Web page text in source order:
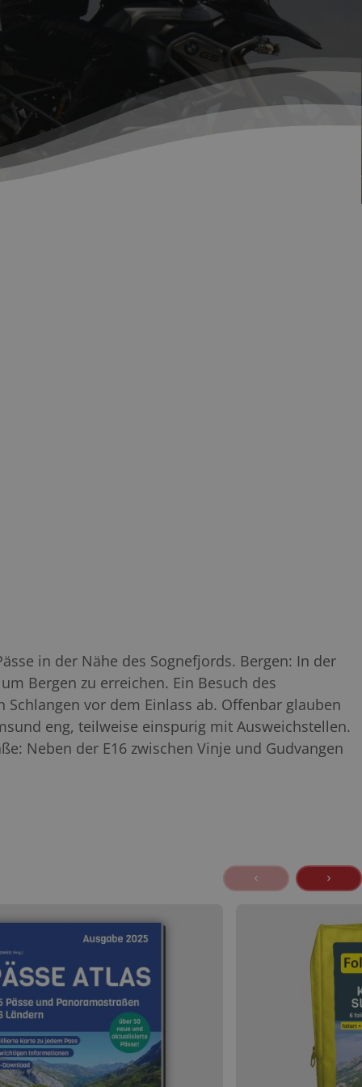
in der Nähe des Sognefjords. Bergen: In der
Bergen zu erreichen. Ein Besuch des
vor dem Einlass ab. Offenbar glauben
eng, teilweise einspurig mit Ausweichstellen.
Neben der E16 zwischen Vinje und Gudvangen